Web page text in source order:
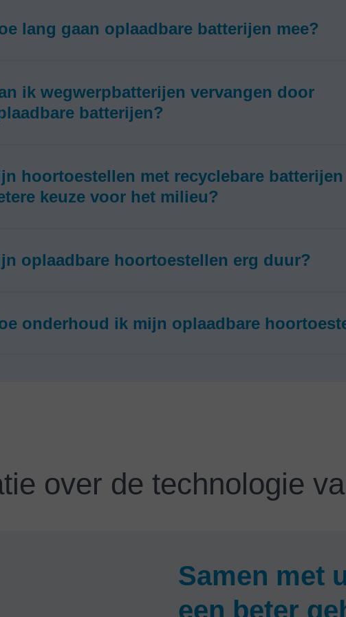
lang gaan oplaadbare batterijen mee?
ik wegwerpbatterijen vervangen door
batterijen?
hoortoestellen met recyclebare batterijen
keuze voor het milieu?
oplaadbare hoortoestellen erg duur?
onderhoud ik mijn oplaadbare
over de technologie
Samen met
een beter